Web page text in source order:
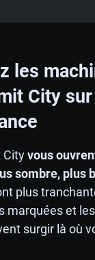
les
City
Cityvous
sombre, plus
plus
marquées et
surgir là où